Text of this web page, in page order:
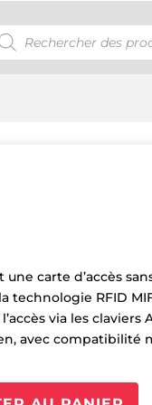
une carte d’accès
technologie RFID
via les claviers
avec compatibilité